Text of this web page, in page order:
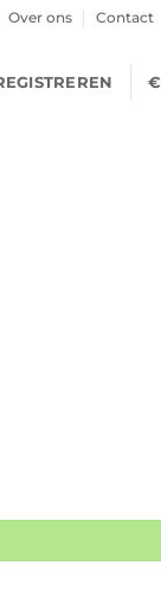
Over ons Contact
€